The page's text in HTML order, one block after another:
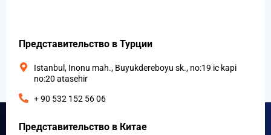
Представительство в Турции
Istanbul, Inonu mah., Buyukdereboyu sk., no:19 ic kapi
no:20 atasehir
+ 90 532 152 56 06
Представительство в Китае